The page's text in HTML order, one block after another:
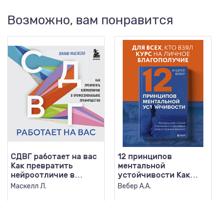
Возможно, вам понравится
СДВГ работает на вас
Как превратить
нейроотличие в
профессиональное
Маскелл Л.
12 принципов
ментальной
устойчивости Как
быть себе опорой и
Вебер А.А.